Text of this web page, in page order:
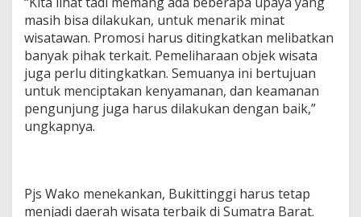
masih bisa dilakukan, untuk menarik minat
wisatawan. Promosi harus ditingkatkan melibatkan
banyak pihak terkait. Pemeliharaan objek wisata
juga perlu ditingkatkan. Semuanya ini bertujuan
untuk menciptakan kenyamanan, dan keamanan
pengunjung juga harus dilakukan dengan baik,”
ungkapnya.
Pjs Wako menekankan, Bukittinggi harus tetap
menjadi daerah wisata terbaik di Sumatra Barat.